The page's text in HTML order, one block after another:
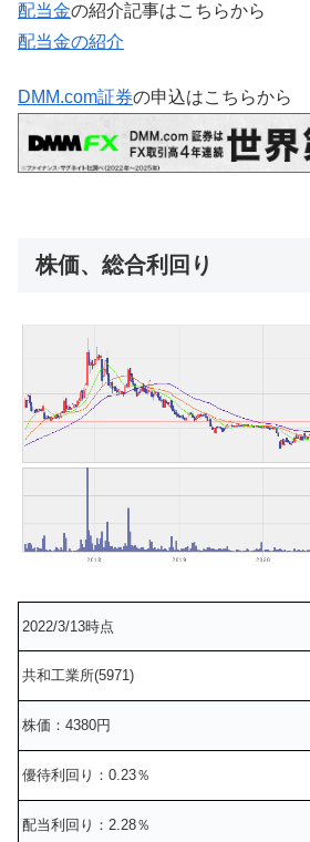
配当金の紹介記事はこちらから
配当金の紹介
DMM.com証券の申込はこちらから
株価、総合利回り
2022/3/13時点
共和工業所(5971)
株価：4380円
優待利回り：0.23％
配当利回り：2.28％